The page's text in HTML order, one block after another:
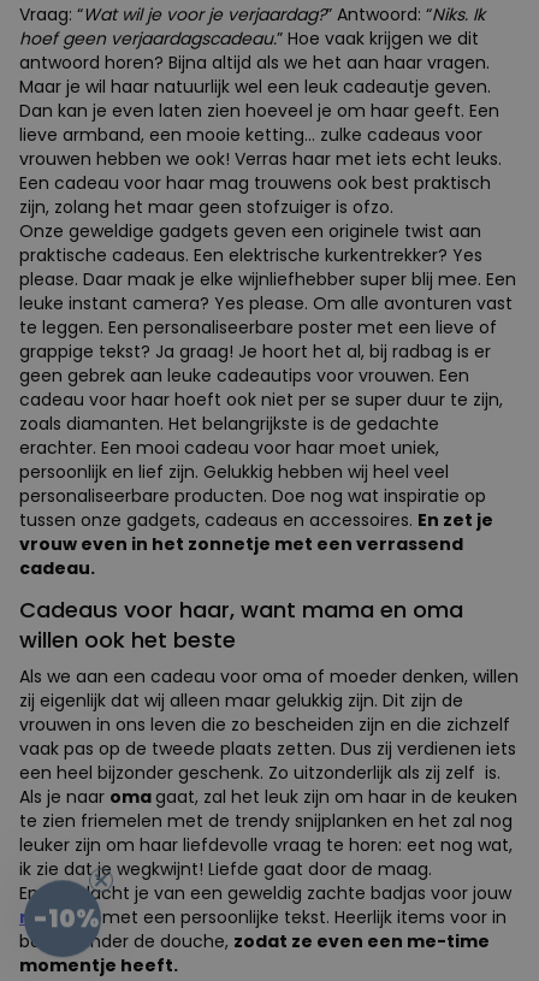
Vraag: “Wat wil je voor je verjaardag?” Antwoord: “Niks. Ik
hoef geen verjaardagscadeau.” Hoe vaak krijgen we dit
antwoord horen? Bijna altijd als we het aan haar vragen.
Maar je wil haar natuurlijk wel een leuk cadeautje geven.
Dan kan je even laten zien hoeveel je om haar geeft. Een
lieve armband, een mooie ketting... zulke cadeaus voor
vrouwen hebben we ook! Verras haar met iets echt leuks.
Een cadeau voor haar mag trouwens ook best praktisch
zijn, zolang het maar geen stofzuiger is ofzo.
Onze geweldige gadgets geven een originele twist aan
praktische cadeaus. Een elektrische kurkentrekker? Yes
please. Daar maak je elke wijnliefhebber super blij mee. Een
leuke instant camera? Yes please. Om alle avonturen vast
te leggen. Een personaliseerbare poster met een lieve of
grappige tekst? Ja graag! Je hoort het al, bij radbag is er
geen gebrek aan leuke cadeautips voor vrouwen. Een
cadeau voor haar hoeft ook niet per se super duur te zijn,
zoals diamanten. Het belangrijkste is de gedachte
erachter. Een mooi cadeau voor haar moet uniek,
persoonlijk en lief zijn. Gelukkig hebben wij heel veel
personaliseerbare producten. Doe nog wat inspiratie op
tussen onze gadgets, cadeaus en accessoires. En zet je
vrouw even in het zonnetje met een verrassend
cadeau.
Cadeaus voor haar, want mama en oma
willen ook het beste
Als we aan een cadeau voor oma of moeder denken, willen
zij eigenlijk dat wij alleen maar gelukkig zijn. Dit zijn de
vrouwen in ons leven die zo bescheiden zijn en die zichzelf
vaak pas op de tweede plaats zetten. Dus zij verdienen iets
een heel bijzonder geschenk. Zo uitzonderlijk als zij zelf is.
Als je naar omagaat, zal het leuk zijn om haar in de keuken
te zien friemelen met de trendy snijplanken en het zal nog
leuker zijn om haar liefdevolle vraag te horen: eet nog wat,
ik zie dat je wegkwijnt! Liefde gaat door de maag.
En wat dacht je van een geweldig zachte badjas voor jouw
moeder, met een persoonlijke tekst. Heerlijk items voor in
bad of onder de douche, zodat ze even een me-time
momentje heeft.
-10%